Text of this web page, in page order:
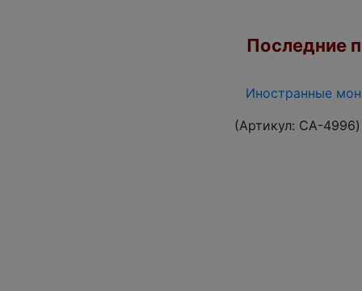
Последние
Иностранные
(Артикул: CA-4996)